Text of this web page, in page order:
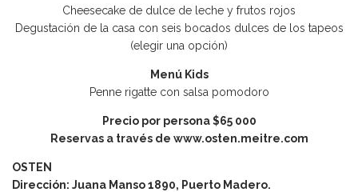
Cheesecake de dulce de leche y frutos rojos
Degustación de la casa con seis bocados dulces de los tapeos
(elegir una opción)
Menú Kids
Penne rigatte con salsa pomodoro
Precio por persona $65 000
Reservas a través de www.osten.meitre.com
OSTEN
Dirección: Juana Manso 1890, Puerto Madero.